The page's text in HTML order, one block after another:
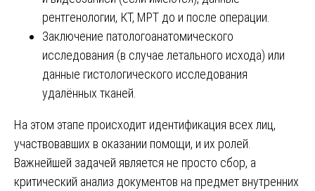
рентгенологии, КТ, МРТ до и после операции.
Заключение патологоанатомического
исследования (в случае летального исхода) или
данные гистологического исследования
удалённых тканей.
На этом этапе происходит идентификация всех лиц,
участвовавших в оказании помощи, и их ролей.
Важнейшей задачей является не просто сбор, а
критический анализ документов на предмет внутренних